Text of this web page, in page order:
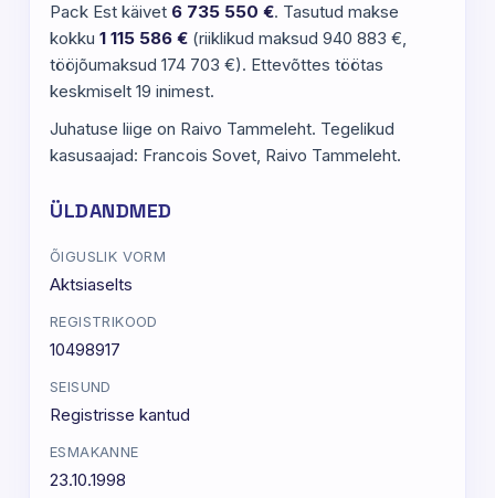
Pack Est käivet 6 735 550 €. Tasutud makse
kokku 1 115 586 € (riiklikud maksud 940 883 €,
tööjõumaksud 174 703 €). Ettevõttes töötas
keskmiselt 19 inimest.
Juhatuse liige on Raivo Tammeleht. Tegelikud
kasusaajad: Francois Sovet, Raivo Tammeleht.
ÜLDANDMED
ÕIGUSLIK VORM
Aktsiaselts
REGISTRIKOOD
10498917
SEISUND
Registrisse kantud
ESMAKANNE
23.10.1998